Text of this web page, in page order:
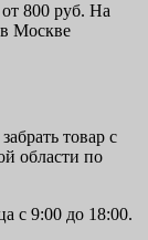
800 руб. На
в Москве
товар с
области по
с 9:00 до 18:00.